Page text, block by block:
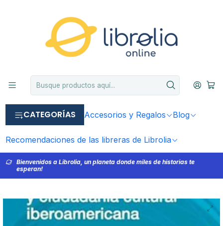
CATEGORÍAS Accesorios y Regalos Blog
Recomendaciones de las libreras de Librolia
Bienvenidos a Librolia, un planeta donde miles de historias te
esperan!